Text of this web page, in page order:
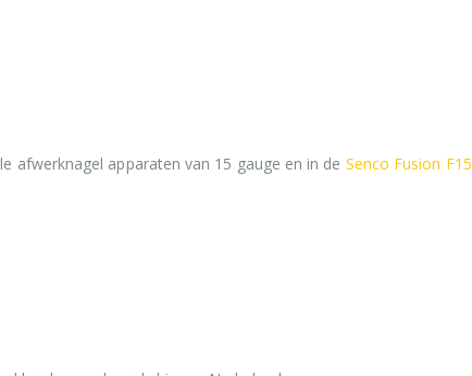
afwerknagel apparaten van 15 gauge en in de Senco Fusion F15